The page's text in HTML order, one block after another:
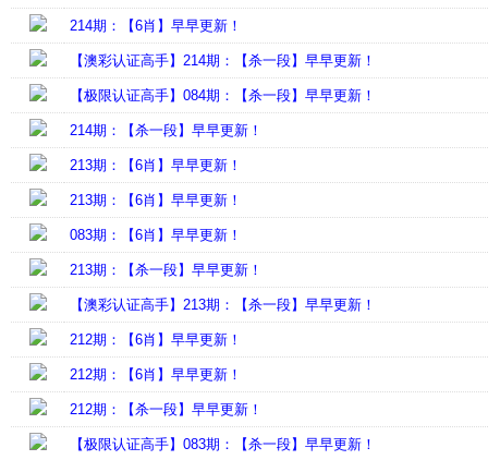
214期：【6肖】早早更新！
【澳彩认证高手】214期：【杀一段】早早更新！
【极限认证高手】084期：【杀一段】早早更新！
214期：【杀一段】早早更新！
213期：【6肖】早早更新！
213期：【6肖】早早更新！
083期：【6肖】早早更新！
213期：【杀一段】早早更新！
【澳彩认证高手】213期：【杀一段】早早更新！
212期：【6肖】早早更新！
212期：【6肖】早早更新！
212期：【杀一段】早早更新！
【极限认证高手】083期：【杀一段】早早更新！